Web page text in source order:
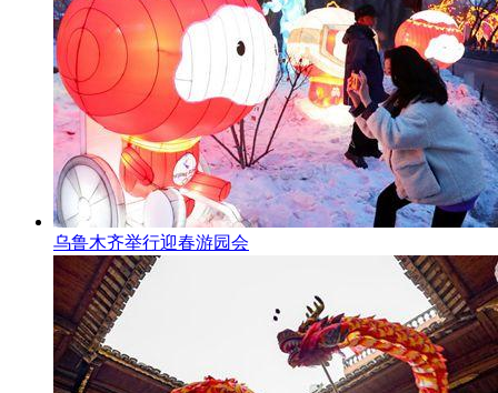
乌鲁木齐举行迎春游园会